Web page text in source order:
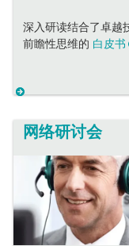
深入研读结合了卓越
前瞻性思维的 白皮书
网络研讨会